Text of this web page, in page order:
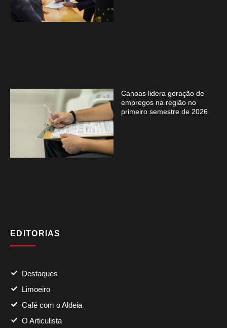
Canoas lidera geração de
empregos na região no
primeiro semestre de 2026
EDITORIAS
Destaques
Limoeiro
Café com o Aldeia
O Articulista